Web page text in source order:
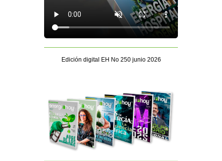
Edición digital EH No 250 junio 2026